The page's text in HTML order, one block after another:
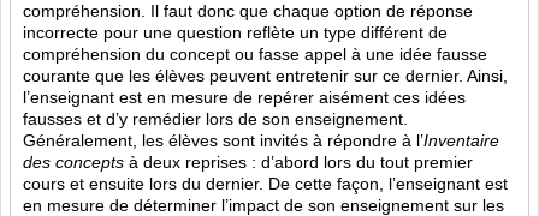
compréhension. Il faut donc que chaque option de réponse
incorrecte pour une question reflète un type différent de
compréhension du concept ou fasse appel à une idée fausse
courante que les élèves peuvent entretenir sur ce dernier. Ainsi,
l’enseignant est en mesure de repérer aisément ces idées
fausses et d’y remédier lors de son enseignement.
Généralement, les élèves sont invités à répondre à l’Inventaire
des concepts à deux reprises : d’abord lors du tout premier
cours et ensuite lors du dernier. De cette façon, l’enseignant est
en mesure de déterminer l’impact de son enseignement sur les